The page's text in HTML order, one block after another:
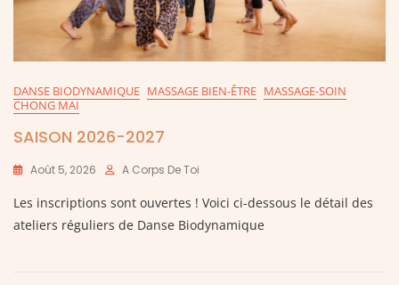
DANSE BIODYNAMIQUE MASSAGE BIEN-ÊTRE MASSAGE-SOIN
CHONG MAI
SAISON 2026-2027
Août 5, 2026 A Corps De Toi
Les inscriptions sont ouvertes ! Voici ci-dessous le détail des
ateliers réguliers de Danse Biodynamique